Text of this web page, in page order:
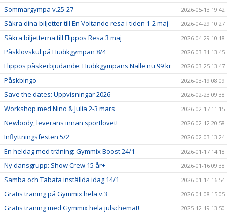
Sommargympa v.25-27 2026-05-13 19:42
Säkra dina biljetter till En Voltande resa i tiden 1-2 maj 2026-04-29 10:27
Säkra biljetterna till Flippos Resa 3 maj 2026-04-29 10:18
Påsklovskul på Hudikgympan 8/4 2026-03-31 13:45
Flippos påskerbjudande: Hudikgympans Nalle nu 99 kr 2026-03-25 13:47
Påskbingo 2026-03-19 08:09
Save the dates: Uppvisningar 2026 2026-02-23 09:38
Workshop med Nino & Julia 2-3 mars 2026-02-17 11:15
Newbody, leverans innan sportlovet! 2026-02-12 20:58
Inflyttningsfesten 5/2 2026-02-03 13:24
En heldag med träning: Gymmix Boost 24/1 2026-01-17 14:18
Ny dansgrupp: Show Crew 15 år+ 2026-01-16 09:38
Samba och Tabata inställda idag 14/1 2026-01-14 16:54
Gratis träning på Gymmix hela v.3 2026-01-08 15:05
Gratis träning med Gymmix hela julschemat! 2025-12-19 13:50